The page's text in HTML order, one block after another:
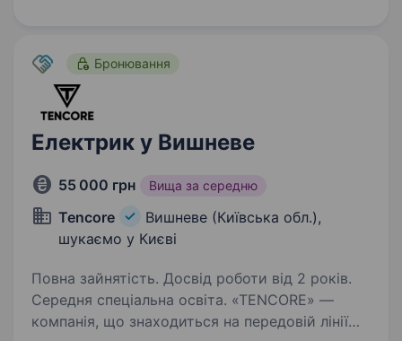
команди автомеханіка, автослюсаря,
моториста, які…
Бронювання
Електрик у Вишневе
55 000 грн Вища за середню
Tencore
Вишневе (Київська обл.),
шукаємо у Києві
Повна зайнятість. Досвід роботи від 2 років.
Середня спеціальна освіта. «TENCORE» —
компанія, що знаходиться на передовій лінії